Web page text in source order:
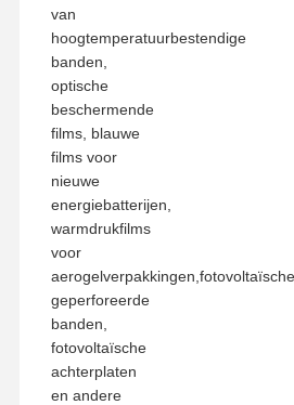
van
hoogtemperatuurbestendige
banden,
optische
beschermende
films, blauwe
films voor
nieuwe
energiebatterijen,
warmdrukfilms
voor
aerogelverpakkingen,fotovoltaïsche
geperforeerde
banden,
fotovoltaïsche
achterplaten
en andere